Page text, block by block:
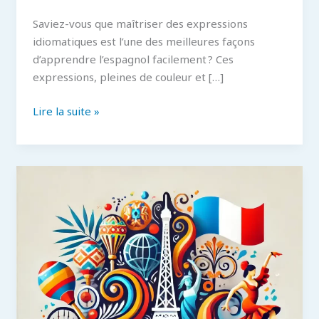
Saviez-vous que maîtriser des expressions
idiomatiques est l’une des meilleures façons
d’apprendre l’espagnol facilement ? Ces
expressions, pleines de couleur et […]
10
espagnoles
que
devrait
connaître
Lire la suite »